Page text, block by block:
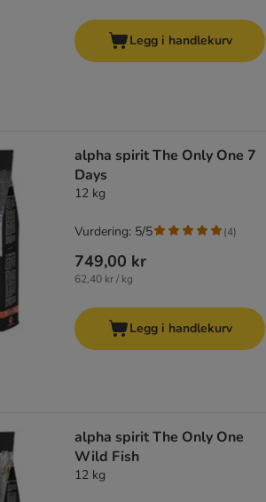
Legg i handlekurv
alpha spirit The Only One 7
Days
12 kg
749,00 kr
62,40 kr / kg
Vurdering: 5/5 (4)
Legg i handlekurv
alpha spirit The Only One
Wild Fish
12 kg